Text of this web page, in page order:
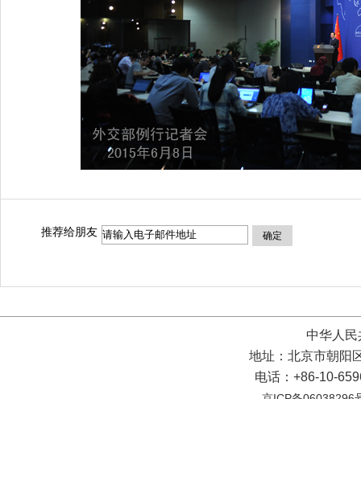
推荐给朋友 确定
中华人
地址：北京市朝阳
电话：+86-10-
京ICP备06038296